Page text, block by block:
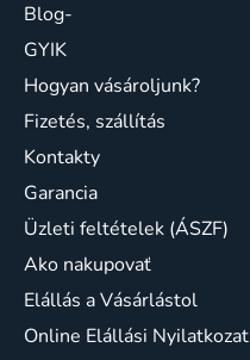
Blog-
GYIK
Hogyan vásároljunk?
Fizetés, szállítás
Kontakty
Garancia
Üzleti feltételek (ÁSZF)
Ako nakupovať
Elállás a Vásárlástol
Online Elállási Nyilatkozat